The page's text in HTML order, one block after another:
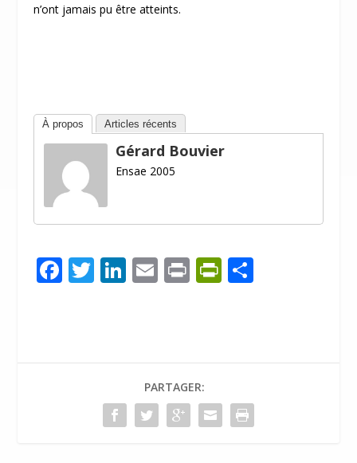
n’ont jamais pu être atteints.
À propos Articles récents
Gérard Bouvier
Ensae 2005
F
o
T Li
dI
n
E Pr Pr
e
n
dl
er
PARTAGER: